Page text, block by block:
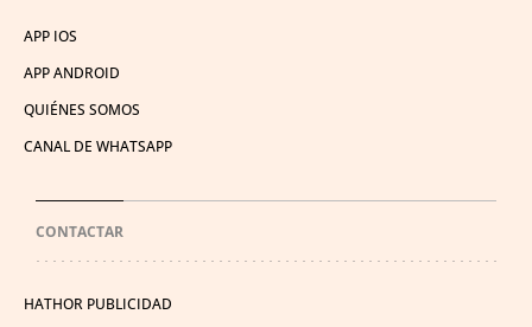
APP IOS
APP ANDROID
QUIÉNES SOMOS
CANAL DE WHATSAPP
CONTACTAR
HATHOR PUBLICIDAD